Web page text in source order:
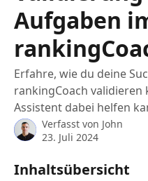
Aufgaben
Erfahre, wie du deine
rankingCoach
Assistent dabei helfen
Verfasst von John
23. Juli 2024
Inhaltsübersicht